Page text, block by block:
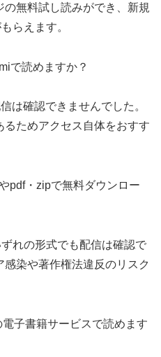
無料試し読みができ、新規
らえます。
で読めますか？
は確認できませんでした。
ためアクセス自体をおすす
pdf・zipで無料ダウンロー
れの形式でも配信は確認で
染や著作権法違反のリスク
子書籍サービスで読めます